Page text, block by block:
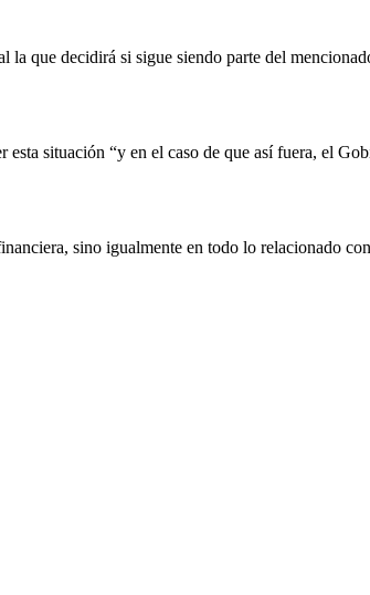
que decidirá si sigue siendo parte del
situación “y en el caso de que así fuera, el
sino igualmente en todo lo relacionado